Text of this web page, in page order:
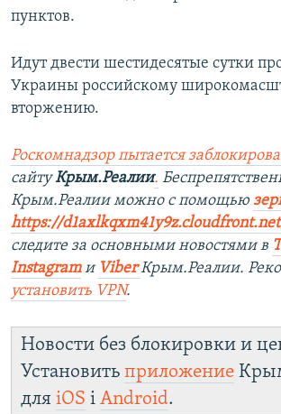
пунктов.
Идут двести шестидесятые сутки
Украины российскому
вторжению.
Роскомнадзор пытается
сайтуКрым.Реалии.
Крым.Реалии можно с помощью
https://
следите за основными новостями в
Instagram и ViberКрым.Реалии.
установить VPN.
Новости без блокировки и
Установить приложение
для iOS і Android.